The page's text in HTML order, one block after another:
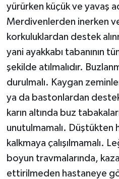
yürürken küçük ve yavaş
Merdivenlerden inerken
korkuluklardan destek
yani ayakkabı tabanının
şekilde atılmalıdır.
durulmalı. Kaygan
ya da bastonlardan destek
karın altında buz
unutulmamalı. Düştükten
kalkmaya çalışılmamalı.
boyun travmalarında,
ettirilmeden hastaneye